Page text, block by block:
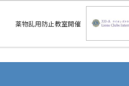
薬物乱用防止教室開催